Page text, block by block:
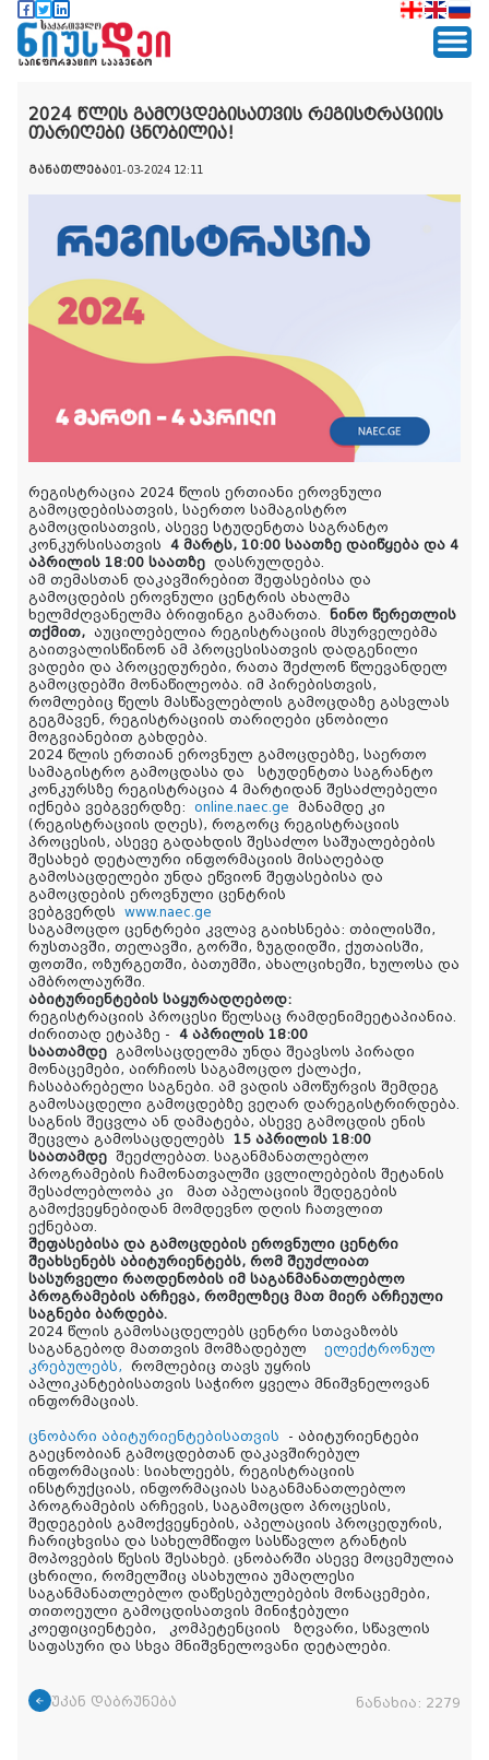
2024 წლის გამოცდებისათვის რეგისტრაციის
თარიღები ცნობილია!
განათლება01-03-2024 12:11
რეგისტრაცია 2024 წლის ერთიანი ეროვნული
გამოცდებისათვის, საერთო სამაგისტრო
გამოცდისათვის, ასევე სტუდენტთა საგრანტო
კონკურსისათვის 4 მარტს, 10:00 საათზე დაიწყება და 4
აპრილის 18:00 საათზე დასრულდება.
ამ თემასთან დაკავშირებით შეფასებისა და
გამოცდების ეროვნული ცენტრის ახალმა
ხელმძღვანელმა ბრიფინგი გამართა. ნინო წერეთლის
თქმით, აუცილებელია რეგისტრაციის მსურველებმა
გაითვალისწინონ ამ პროცესისათვის დადგენილი
ვადები და პროცედურები, რათა შეძლონ წლევანდელ
გამოცდებში მონაწილეობა. იმ პირებისთვის,
რომლებიც წელს მასწავლებლის გამოცდაზე გასვლას
გეგმავენ, რეგისტრაციის თარიღები ცნობილი
მოგვიანებით გახდება.
2024 წლის ერთიან ეროვნულ გამოცდებზე, საერთო
სამაგისტრო გამოცდასა და სტუდენტთა საგრანტო
კონკურსზე რეგისტრაცია 4 მარტიდან შესაძლებელი
იქნება ვებგვერდზე: online.naec.ge მანამდე კი
(რეგისტრაციის დღეს), როგორც რეგისტრაციის
პროცესის, ასევე გადახდის შესაძლო საშუალებების
შესახებ დეტალური ინფორმაციის მისაღებად
გამოსაცდელები უნდა ეწვიონ შეფასებისა და
გამოცდების ეროვნული ცენტრის
ვებგვერდს www.naec.ge
საგამოცდო ცენტრები კვლავ გაიხსნება: თბილისში,
რუსთავში, თელავში, გორში, ზუგდიდში, ქუთაისში,
ფოთში, ოზურგეთში, ბათუმში, ახალციხეში, ხულოსა და
ამბროლაურში.
აბიტურიენტების საყურადღებოდ:
რეგისტრაციის პროცესი წელსაც რამდენიმეეტაპიანია.
ძირითად ეტაპზე - 4 აპრილის 18:00
საათამდე გამოსაცდელმა უნდა შეავსოს პირადი
მონაცემები, აირჩიოს საგამოცდო ქალაქი,
ჩასაბარებელი საგნები. ამ ვადის ამოწურვის შემდეგ
გამოსაცდელი გამოცდებზე ვეღარ დარეგისტრირდება.
საგნის შეცვლა ან დამატება, ასევე გამოცდის ენის
შეცვლა გამოსაცდელებს 15 აპრილის 18:00
საათამდე შეეძლებათ. საგანმანათლებლო
პროგრამების ჩამონათვალში ცვლილებების შეტანის
შესაძლებლობა კი მათ აპელაციის შედეგების
გამოქვეყნებიდან მომდევნო დღის ჩათვლით
ექნებათ.
შეფასებისა და გამოცდების ეროვნული ცენტრი
შეახსენებს აბიტურიენტებს, რომ შეუძლიათ
სასურველი რაოდენობის იმ საგანმანათლებლო
პროგრამების არჩევა, რომელზეც მათ მიერ არჩეული
საგნები ბარდება.
2024 წლის გამოსაცდელებს ცენტრი სთავაზობს
საგანგებოდ მათთვის მომზადებულ ელექტრონულ
კრებულებს, რომლებიც თავს უყრის
აპლიკანტებისათვის საჭირო ყველა მნიშვნელოვან
ინფორმაციას.
ცნობარი აბიტურიენტებისათვის - აბიტურიენტები
გაეცნობიან გამოცდებთან დაკავშირებულ
ინფორმაციას: სიახლეებს, რეგისტრაციის
ინსტრუქციას, ინფორმაციას საგანმანათლებლო
პროგრამების არჩევის, საგამოცდო პროცესის,
შედეგების გამოქვეყნების, აპელაციის პროცედურის,
ჩარიცხვისა და სახელმწიფო სასწავლო გრანტის
მოპოვების წესის შესახებ. ცნობარში ასევე მოცემულია
ცხრილი, რომელშიც ასახულია უმაღლესი
საგანმანათლებლო დაწესებულებების მონაცემები,
თითოეული გამოცდისათვის მინიჭებული
კოეფიციენტები, კომპეტენციის ზღვარი, სწავლის
საფასური და სხვა მნიშვნელოვანი დეტალები.
უკან დაბრუნება ნანახია: 2279